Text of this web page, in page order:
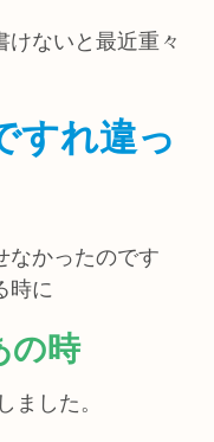
ないと最近重々
すれ違っ
なかったのです
時に
の時
ました。